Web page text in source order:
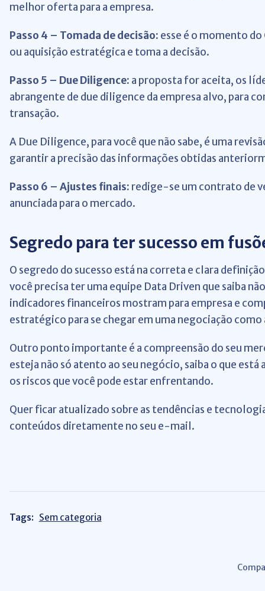
melhor oferta para a empresa.
Passo 4 – Tomada de decisão: esse é o momento
ou aquisição estratégica e toma a decisão.
Passo 5 – Due Diligence: a proposta for aceita, os
abrangente de due diligence da empresa alvo, para
transação.
A Due Diligence, para você que não sabe, é uma
garantir a precisão das informações obtidas
Passo 6 – Ajustes finais: redige-se um contrato de
anunciada para o mercado.
Segredo para ter sucesso em
O segredo do sucesso está na correta e clara
você precisa ter uma equipe Data Driven que saiba
indicadores financeiros mostram para empresa e
estratégico para se chegar em uma negociação como
Outro ponto importante é a compreensão do seu
esteja não só atento ao seu negócio, saiba o que
os riscos que você pode estar enfrentando.
Quer ficar atualizado sobre as tendências e
conteúdos diretamente no seu e-mail.
Tags: Sem categoria